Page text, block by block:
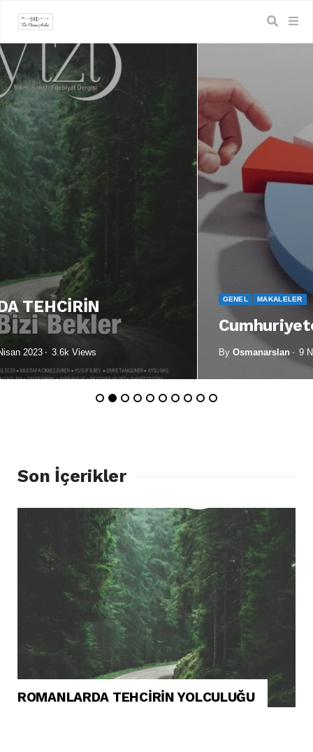
MAKALELER
Cumhuriyetçiler Ve Demokratlar
ByOsmanarslan
7 8 9 10
Son İçerikler
ROMANLARDA TEHCİRİN YOLCULUĞU